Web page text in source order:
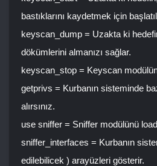
bastıklarını kaydetmek için
keyscan_dump = Uzakta ki
dökümlerini almanızı sağlar.
keyscan_stop = Keyscan
getprivs = Kurbanın sisteminde
alırsınız.
use sniffer = Sniffer modülünü
sniffer_interfaces = Kurbanın
edilebilicek ) arayüzleri gösterir.